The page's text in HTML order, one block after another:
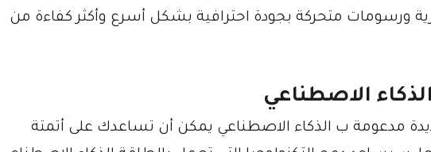
ورسومات متحركة بجودة احترافية بشكل أسرع وأكثر كفاءة من
الاصطناعي
مدعومة ب الذكاء الاصطناعي يمكن أن تساعدك على أتمتة